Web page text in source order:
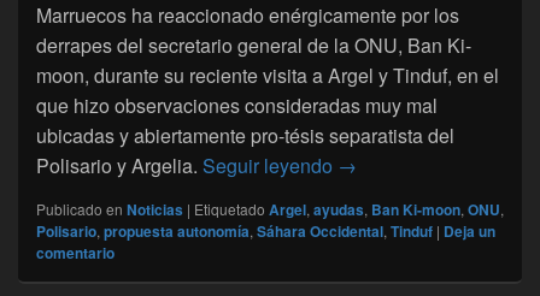
Marruecos ha reaccionado enérgicamente por los
derrapes del secretario general de la ONU, Ban Ki-
moon, durante su reciente visita a Argel y Tinduf, en el
que hizo observaciones consideradas muy mal
ubicadas y abiertamente pro-tésis separatista del
Polisario y Argelia. Seguir leyendo Sáhara: Los errores
→
Publicado en Noticias | Etiquetado Argel, ayudas, Ban Ki-moon, ONU,
Polisario, propuesta autonomía, Sáhara Occidental, Tinduf | Deja un
comentario